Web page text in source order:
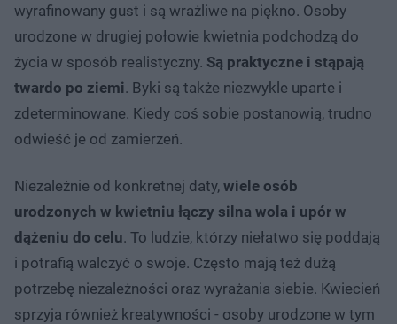
wyrafinowany gust i są wrażliwe na piękno. Osoby
urodzone w drugiej połowie kwietnia podchodzą do
życia w sposób realistyczny. Są praktyczne i stąpają
twardo po ziemi. Byki są także niezwykle uparte i
zdeterminowane. Kiedy coś sobie postanowią, trudno
odwieść je od zamierzeń.
Niezależnie od konkretnej daty, wiele osób
urodzonych w kwietniu łączy silna wola i upór w
dążeniu do celu. To ludzie, którzy niełatwo się poddają
i potrafią walczyć o swoje. Często mają też dużą
potrzebę niezależności oraz wyrażania siebie. Kwiecień
sprzyja również kreatywności - osoby urodzone w tym